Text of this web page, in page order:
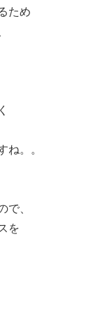
ため
ね。。
で、
を